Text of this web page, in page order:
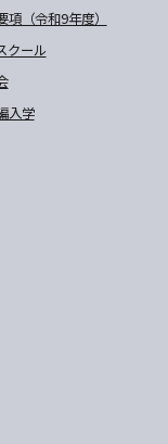
項（令和9年度）
クール
入学